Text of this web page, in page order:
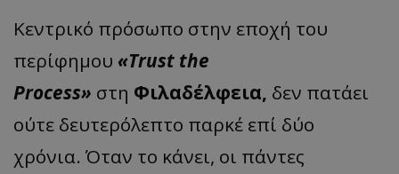
Κεντρικό πρόσωπο στην εποχή του
περίφημου «Trust the
Process» στη Φιλαδέλφεια, δεν πατάει
ούτε δευτερόλεπτο παρκέ επί δύο
χρόνια. Όταν το κάνει, οι πάντες